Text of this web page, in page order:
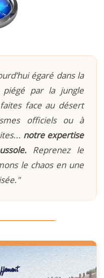
égaré dans la
par la jungle
face au désert
officiels ou à
notre expertise
Reprenez le
le chaos en une